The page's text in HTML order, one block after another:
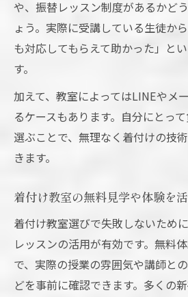
や、振替レッスン制度があるかど
ょう。実際に受講している生徒か
も対応してもらえて助かった」と
す。
加えて、教室によってはLINEやメ
るケースもあります。自分にとっ
選ぶことで、無理なく着付けの技
きます。
着付け教室の無料見学や体験を
着付け教室選びで失敗しないため
レッスンの活用が有効です。無料
で、実際の授業の雰囲気や講師と
どを事前に確認できます。多くの